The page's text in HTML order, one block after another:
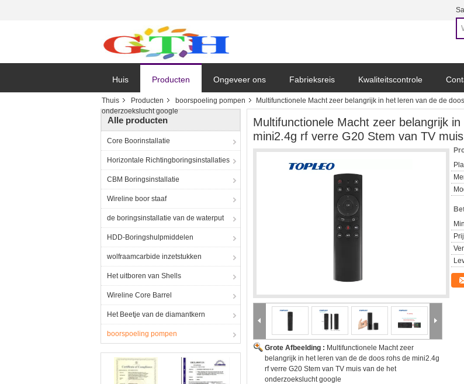
Huis Producten Ongeveer ons Fabrieksreis Kwaliteitscontrole
Thuis Producten boorspoeling pompen
Multifunctionele Macht zeer belangrijk in het leren van de de
onderzoekslucht google
Alle producten
Core Boorinstallatie
Horizontale Richtingboringsinstallaties
CBM Boringsinstallatie
Wireline boor staaf
de boringsinstallatie van de waterput
HDD-Boringshulpmiddelen
wolfraamcarbide inzetstukken
Het uitboren van Shells
Wireline Core Barrel
Het Beetje van de diamantkern
boorspoeling pompen
Multifunctionele Macht zeer belangrijk
mini2.4g rf verre G20 Stem van TV
Grote Afbeelding : Multifunctionele Macht zeer
belangrijk in het leren van de de doos rohs de mini2.4g
rf verre G20 Stem van TV muis van de het
onderzoekslucht google